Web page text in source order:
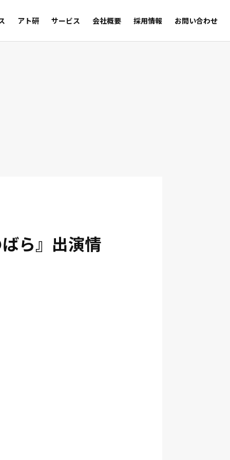
アト研 サービス 会社概要 採用情報 お問い合わせ
ら』出演情